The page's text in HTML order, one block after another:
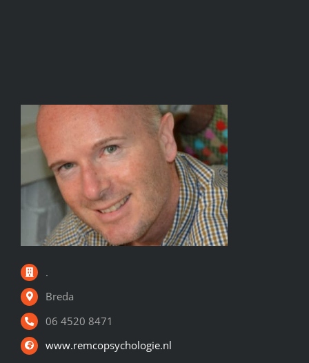
.
Breda
06 4520 8471
www.remcopsychologie.nl